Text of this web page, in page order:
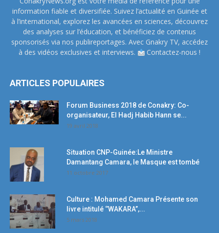
information fiable et diversifiée. Suivez l’actualité en Guinée et
à l’international, explorez les avancées en sciences, découvrez
des analyses sur l’éducation, et bénéficiez de contenus
sponsorisés via nos publireportages. Avec Gnakry TV, accédez
à des vidéos exclusives et interviews.
Contactez-nous !
ARTICLES POPULAIRES
Forum Business 2018 de Conakry: Co-
organisateur, El Hadj Habib Hann se...
19 avril 2018
Situation CNP-Guinée:Le Ministre
Damantang Camara, le Masque est tombé
11 octobre 2017
Culture : Mohamed Camara Présente son
livre intitulé ‘’WAKARA’’,...
5 mars 2018